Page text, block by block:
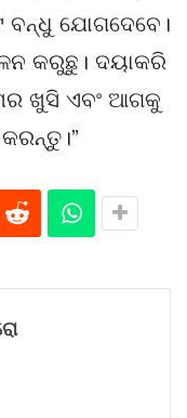
ଯୋଗଦେବେ।
କରୁଛୁ। ଦୟାକରି
ଖୁସି ଏବଂ ଆଗକୁ